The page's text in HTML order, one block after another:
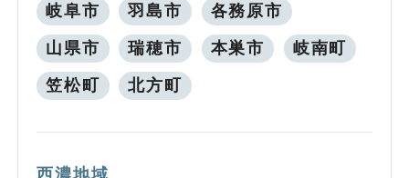
岐阜市 羽島市 各務原市
山県市 瑞穂市 本巣市 岐南町
笠松町 北方町